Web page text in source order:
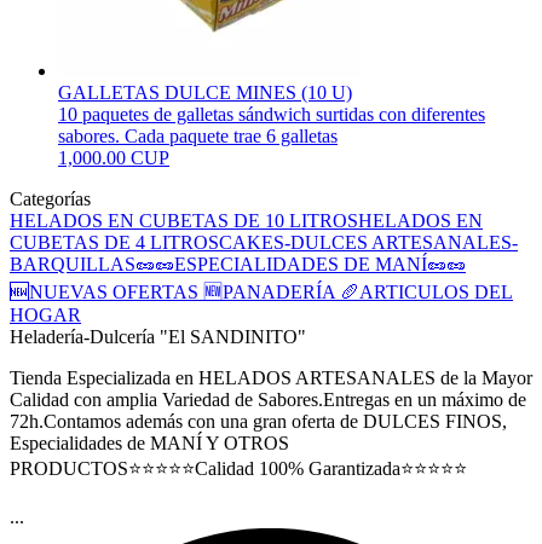
GALLETAS DULCE MINES (10 U)
10 paquetes de galletas sándwich surtidas con diferentes
sabores. Cada paquete trae 6 galletas
1,000.00 CUP
Categorías
HELADOS EN CUBETAS DE 10 LITROSHELADOS EN
CUBETAS DE 4 LITROSCAKES-DULCES ARTESANALES-
BARQUILLAS🥜🥜ESPECIALIDADES DE MANÍ🥜🥜
🆕NUEVAS OFERTAS 🆕PANADERÍA 🥖ARTICULOS DEL
HOGAR
Heladería-Dulcería "El SANDINITO"
Tienda Especializada en HELADOS ARTESANALES de la Mayor
Calidad con amplia Variedad de Sabores.Entregas en un máximo de
72h.Contamos además con una gran oferta de DULCES FINOS,
Especialidades de MANÍ Y OTROS
PRODUCTOS⭐⭐⭐⭐⭐Calidad 100% Garantizada⭐⭐⭐⭐⭐
...